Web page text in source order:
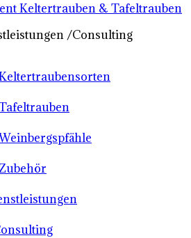
Keltertrauben & Tafeltrauben
/Consulting